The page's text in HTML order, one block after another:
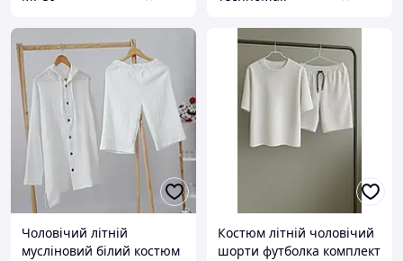
Чоловічий літній
мусліновий білий костюм
Костюм літній чоловічий
шорти футболка комплект